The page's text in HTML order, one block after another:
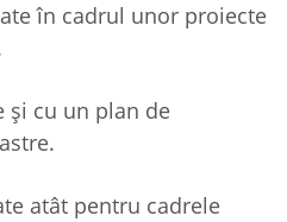
în cadrul unor proiecte
și cu un plan de
atât pentru cadrele